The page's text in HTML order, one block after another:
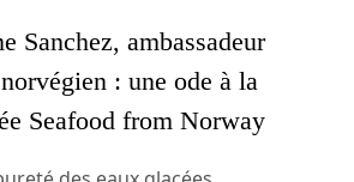
Sanchez, ambassadeur
: une ode à la
Seafood from Norway